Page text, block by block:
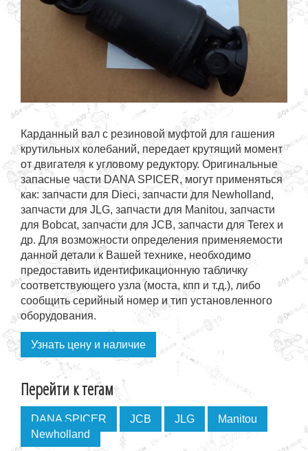
Карданный вал с резиновой муфтой для гашения
крутильных колебаний, передает крутящий момент
от двигателя к угловому редуктору. Оригинальные
запасные части DANA SPICER, могут применяться
как: запчасти для Dieci, запчасти для Newholland,
запчасти для JLG, запчасти для Manitou, запчасти
для Bobcat, запчасти для JCB, запчасти для Terex и
др. Для возможности определения применяемости
данной детали к Вашей технике, необходимо
предоставить идентификационную табличку
соответствующего узла (моста, кпп и т.д.), либо
сообщить серийный номер и тип установленного
оборудования.
Узнать цену и наличие
Перейти к тегам
DANA SPICER JCB JLG
Manitou
Newholland